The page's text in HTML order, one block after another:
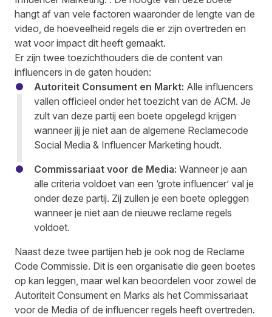
hangt af van vele factoren waaronder de lengte van de
video, de hoeveelheid regels die er zijn overtreden en
wat voor impact dit heeft gemaakt.
Er zijn twee toezichthouders die de content van
influencers in de gaten houden:
Autoriteit Consument en Markt: Alle influencers
vallen officieel onder het toezicht van de ACM. Je
zult van deze partij een boete opgelegd krijgen
wanneer jij je niet aan de algemene Reclamecode
Social Media & Influencer Marketing houdt.
Commissariaat voor de Media: Wanneer je aan
alle criteria voldoet van een ‘grote influencer’ val je
onder deze partij. Zij zullen je een boete opleggen
wanneer je niet aan de nieuwe reclame regels
voldoet.
Naast deze twee partijen heb je ook nog de Reclame
Code Commissie. Dit is een organisatie die geen boetes
op kan leggen, maar wel kan beoordelen voor zowel de
Autoriteit Consument en Marks als het Commissariaat
voor de Media of de influencer regels heeft overtreden.